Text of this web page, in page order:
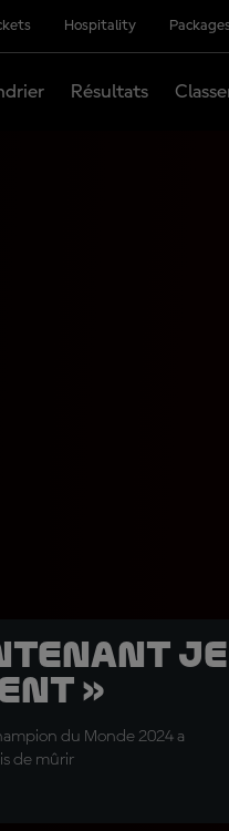
Hospitality Packages
Résultats
je
»
du Monde 2024 a
de mûrir